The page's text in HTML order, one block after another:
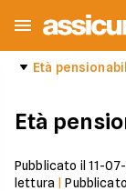
Età
Età
Pubblicato il 11-
lettura |